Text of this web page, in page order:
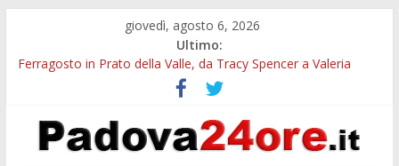
giovedì, agosto 6, 2026
Ultimo:
Ferragosto in Prato della Valle, da Tracy Spencer a Valeria
Euganea Film Festival 2026: 49 opere e 18 anteprime nei Colli
Euganei
Notturni padovani al Museo della Natura e dell’Uomo: date e